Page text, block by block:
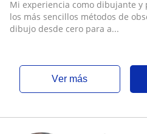
Mi experiencia como dibujante
los más sencillos métodos de
dibujo desde cero para a...
ver más